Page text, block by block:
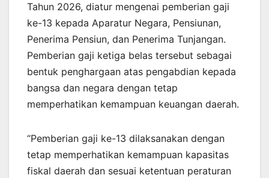
Tahun 2026, diatur mengenai pemberian gaji
ke-13 kepada Aparatur Negara, Pensiunan,
Penerima Pensiun, dan Penerima Tunjangan.
Pemberian gaji ketiga belas tersebut sebagai
bentuk penghargaan atas pengabdian kepada
bangsa dan negara dengan tetap
memperhatikan kemampuan keuangan daerah.
“Pemberian gaji ke-13 dilaksanakan dengan
tetap memperhatikan kemampuan kapasitas
fiskal daerah dan sesuai ketentuan peraturan